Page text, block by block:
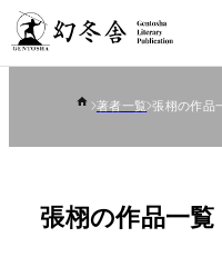
著者一覧 張栩の作品
張栩の作品一覧